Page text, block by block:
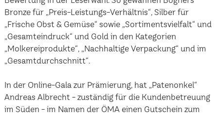
Bronze für „Preis-Leistungs-Verhältnis“, Silber für
„Frische Obst & Gemüse“ sowie „Sortimentsvielfalt“ und
„Gesamteindruck“ und Gold in den Kategorien
„Molkereiprodukte“, „Nachhaltige Verpackung“ und im
„Gesamtdurchschnitt“.
In der Online-Gala zur Prämierung, hat „Patenonkel“
Andreas Albrecht - zuständig für die Kundenbetreuung
im Süden - im Namen der ÖMA einen Gutschein zum